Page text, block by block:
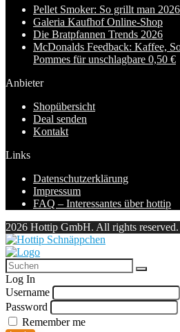
Pellet Smoker: So grillt man 2026
Galeria Kaufhof Online-Shop
Die Bratpfannen Trends 2026
McDonalds Feedback: Kaffee,
Pommes für unschlagbare 0,50 €
Anbieter
Shopübersicht
Deal senden
Kontakt
Links
Datenschutzerklärung
Impressum
FAQ – Interessantes über hottip
2026 Hottip GmbH. All rights reserved.
Log In
Username
Password
Remember me